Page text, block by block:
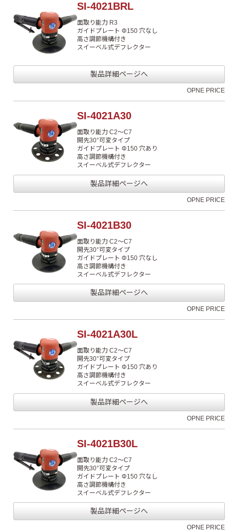
SI-4021BRL
面取り能力 R3
ガイドプレート Φ150 穴なし
高さ調節機構付き
スイーベル式デフレクター
製品詳細ページへ
OPNE PRICE
SI-4021A30
面取り能力 C2～C7
開先30°可変タイプ
ガイドプレート Φ150 穴あり
高さ調節機構付き
スイーベル式デフレクター
製品詳細ページへ
OPNE PRICE
SI-4021B30
面取り能力 C2～C7
開先30°可変タイプ
ガイドプレート Φ150 穴なし
高さ調節機構付き
スイーベル式デフレクター
製品詳細ページへ
OPNE PRICE
SI-4021A30L
面取り能力 C2～C7
開先30°可変タイプ
ガイドプレート Φ150 穴あり
高さ調節機構付き
スイーベル式デフレクター
製品詳細ページへ
OPNE PRICE
SI-4021B30L
面取り能力 C2～C7
開先30°可変タイプ
ガイドプレート Φ150 穴なし
高さ調節機構付き
スイーベル式デフレクター
製品詳細ページへ
OPNE PRICE